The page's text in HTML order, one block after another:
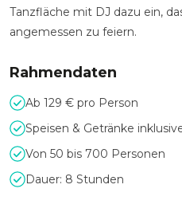
Tanzfläche mit DJ dazu ein,
angemessen zu feiern.
Rahmendaten
Ab 129 € pro Person
Speisen & Getränke
Von 50 bis 700 Personen
Dauer: 8 Stunden